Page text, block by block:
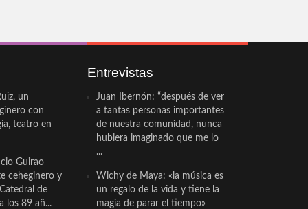
un
con
teatro en
Guirao
ceheginero y
de
los 89 añ...
Entrevistas
Juan Ibernón: “después de ver
a tantas personas importantes
de nuestra comunidad, nunca
hubiera imaginado que me lo
...
Wichy de Maya: «la música es
un regalo de la vida y tiene la
magia de parar el tiempo»